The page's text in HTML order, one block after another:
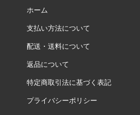
ホーム
支払い方法について
配送・送料について
返品について
特定商取引法に基づく表記
プライバシーポリシー